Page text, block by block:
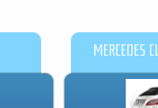
MERCEDES